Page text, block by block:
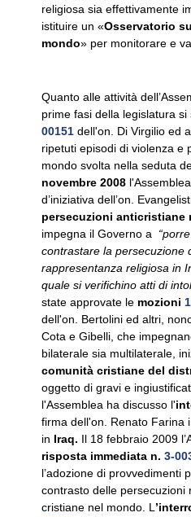
religiosa sia effettivamente
istituire un «Osservatorio
mondo» per monitorare e
Quanto alle attività
prime fasi della legislatura
00151 dell'on. Di Virgilio ed
ripetuti episodi di violenza e
mondo svolta nella seduta
novembre 2008
d’iniziativa dell’on.
persecuzioni anticristiane
impegna il Governo a
contrastare la persecuzione
rappresentanza religiosa in
quale si verifichino atti di
state approvate le mozioni
dell'on. Bertolini ed altri,
Cota e Gibelli, che
bilaterale sia multilaterale,
comunità cristiane del
oggetto di gravi e
l'Assemblea ha discusso l'
firma dell'on. Renato Farina
in Iraq. Il 18 febbraio 2009
risposta immediata n. 3-
l’adozione di provvedimenti
contrasto delle persecuzioni
cristiane nel mondo. L